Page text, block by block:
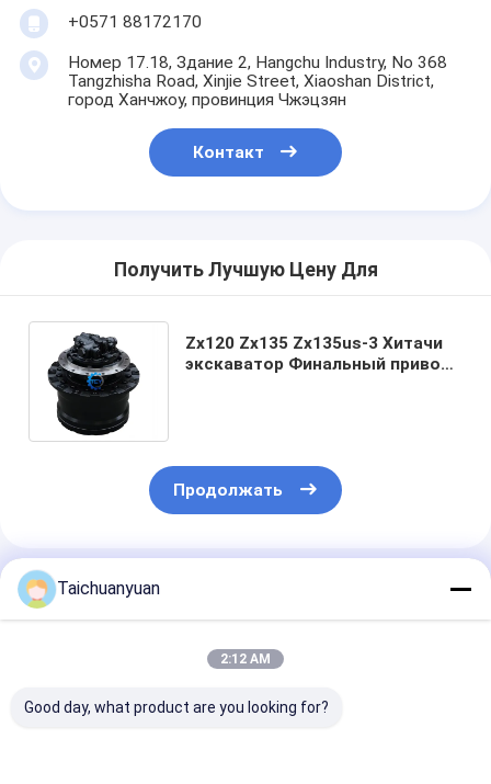
+0571 88172170
Номер 17.18, Здание 2, Hangchu Industry, No 368
Tangzhisha Road, Xinjie Street, Xiaoshan District,
город Ханчжоу, провинция Чжэцзян
Контакт
Получить Лучшую Цену Для
Zx120 Zx135 Zx135us-3 Хитачи
экскаватор Финальный привод
Продолжать
Порекомендованные Продукты
Taichuanyuan
2:12 AM
Good day, what product are you looking for?